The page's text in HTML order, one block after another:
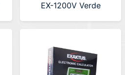
EX-1200V Verde